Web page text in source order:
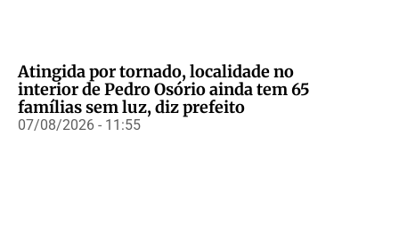
Atingida por tornado, localidade no
interior de Pedro Osório ainda tem 65
famílias sem luz, diz prefeito
07/08/2026 - 11:55